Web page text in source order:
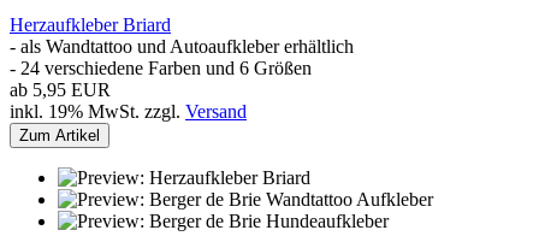
Herzaufkleber Briard
- als Wandtattoo und Autoaufkleber erhältlich
- 24 verschiedene Farben und 6 Größen
ab 5,95 EUR
inkl. 19% MwSt. zzgl. Versand
Zum Artikel